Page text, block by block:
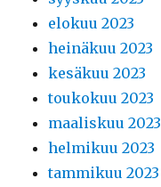
elokuu 2023
heinäkuu 2023
kesäkuu 2023
toukokuu 2023
maaliskuu 2023
helmikuu 2023
tammikuu 2023